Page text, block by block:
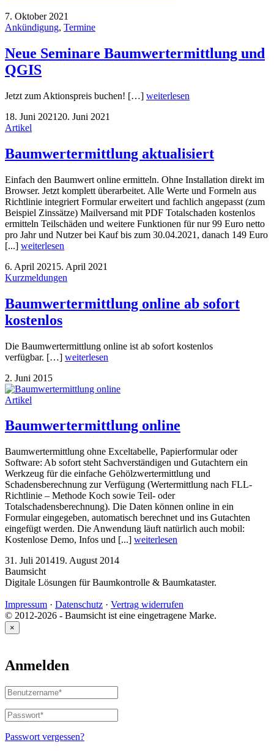
7. Oktober 2021
Ankündigung, Termine
Neue Seminare Baumwertermittlung und
QGIS
Jetzt zum Aktionspreis buchen! […] weiterlesen
18. Juni 2021 20. Juni 2021
Artikel
Baumwertermittlung aktualisiert
Einfach den Baumwert online ermitteln. Ohne Installation direkt im
Browser. Jetzt komplett überarbeitet. Alle Werte und Formeln aus
Richtlinie integriert Formular erweitert und fachlich angepasst (zum
Beispiel Zinssätze) Mailversand mit PDF Totalschaden kostenlos
ermitteln Teilschäden und weitere Funktionen für nur 99 Euro netto
pro Jahr und Nutzer bei Kauf bis zum 30.04.2021, danach 149 Euro
[...] weiterlesen
6. April 2021 5. April 2021
Kurzmeldungen
Baumwertermittlung online ab sofort
kostenlos
Die Baumwertermittlung online ist ab sofort kostenlos
verfügbar. […] weiterlesen
2. Juni 2015
Artikel
Baumwertermittlung online
Baumwertermittlung ohne Exceltabelle, Papierformular oder
Software: Ab sofort steht Sachverständigen und Gutachtern ein
Werkzeug für die einfache Gehölzwertermittlung und
Schadensberechnung zur Verfügung (Wertermittlung nach FLL-
Richtlinie – Methode Koch sowie Teil- oder
Totalschadensberechnung). Die Daten können online in ein
Formular eingegeben, automatisch berechnet und ins Gutachten
eingefügt werden. Die Anwendung läuft natürlich auch mobil:
Kostenlose Demo, Infos und [...] weiterlesen
31. Juli 201419. August 2014
Baumsicht
Digitale Lösungen für Baumkontrolle & Baumkataster.
Impressum · Datenschutz · Vertrag widerrufen
© 2012-2026 - Baumsicht ist eine eingetragene Marke.
×
Anmelden
Benutzername
oder
E-
Mail-
Adresse*
Passwort*
Erforderlich
Passwort vergessen?